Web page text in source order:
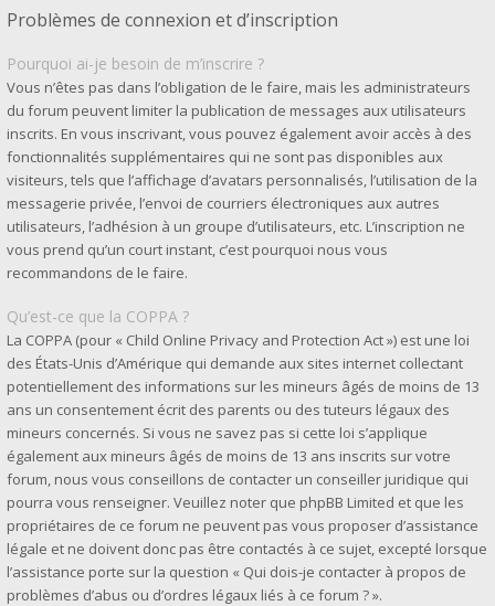
Problèmes de connexion et d’inscription
Pourquoi ai-je besoin de m’inscrire ?
Vous n’êtes pas dans l’obligation de le faire, mais les administrateurs
du forum peuvent limiter la publication de messages aux utilisateurs
inscrits. En vous inscrivant, vous pouvez également avoir accès à des
fonctionnalités supplémentaires qui ne sont pas disponibles aux
visiteurs, tels que l’affichage d’avatars personnalisés, l’utilisation de la
messagerie privée, l’envoi de courriers électroniques aux autres
utilisateurs, l’adhésion à un groupe d’utilisateurs, etc. L’inscription ne
vous prend qu’un court instant, c’est pourquoi nous vous
recommandons de le faire.
Qu’est-ce que la COPPA ?
La COPPA (pour « Child Online Privacy and Protection Act ») est une loi
des États-Unis d’Amérique qui demande aux sites internet collectant
potentiellement des informations sur les mineurs âgés de moins de 13
ans un consentement écrit des parents ou des tuteurs légaux des
mineurs concernés. Si vous ne savez pas si cette loi s’applique
également aux mineurs âgés de moins de 13 ans inscrits sur votre
forum, nous vous conseillons de contacter un conseiller juridique qui
pourra vous renseigner. Veuillez noter que phpBB Limited et que les
propriétaires de ce forum ne peuvent pas vous proposer d’assistance
légale et ne doivent donc pas être contactés à ce sujet, excepté lorsque
l’assistance porte sur la question « Qui dois-je contacter à propos de
problèmes d’abus ou d’ordres légaux liés à ce forum ? ».